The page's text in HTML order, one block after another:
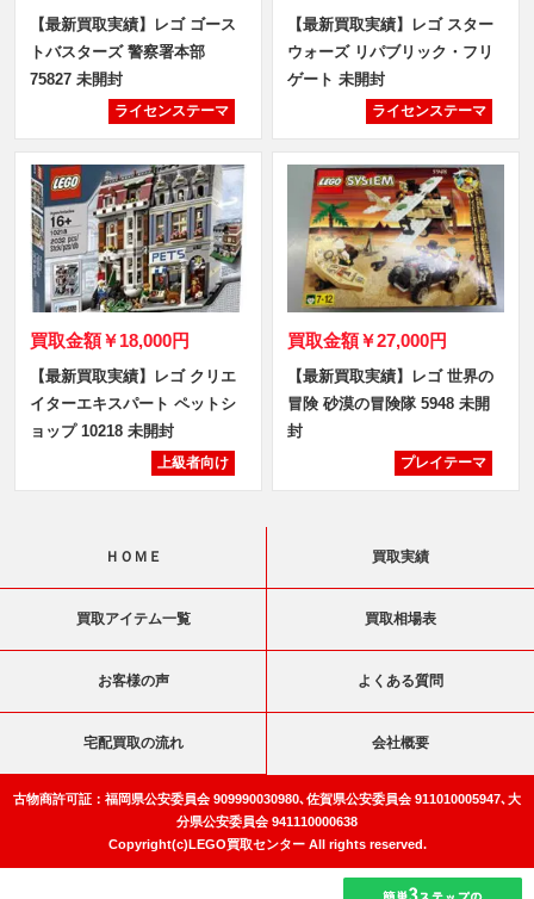
【最新買取実績】レゴ ゴース
トバスターズ 警察署本部
75827 未開封
ライセンステーマ
【最新買取実績】レゴ スター
ウォーズ リパブリック・フリ
ゲート 未開封
ライセンステーマ
買取金額￥18,000円
【最新買取実績】レゴ クリエ
イターエキスパート ペットシ
ョップ 10218 未開封
上級者向け
買取金額￥27,000円
【最新買取実績】レゴ 世界の
冒険 砂漠の冒険隊 5948 未開
封
プレイテーマ
ＨＯＭＥ 買取実績
買取アイテム一覧 買取相場表
お客様の声 よくある質問
宅配買取の流れ 会社概要
古物商許可証：福岡県公安委員会 909990030980､佐賀県公安委員会 911010005947､大
分県公安委員会 941110000638
Copyright(c)LEGO買取センター All rights reserved.